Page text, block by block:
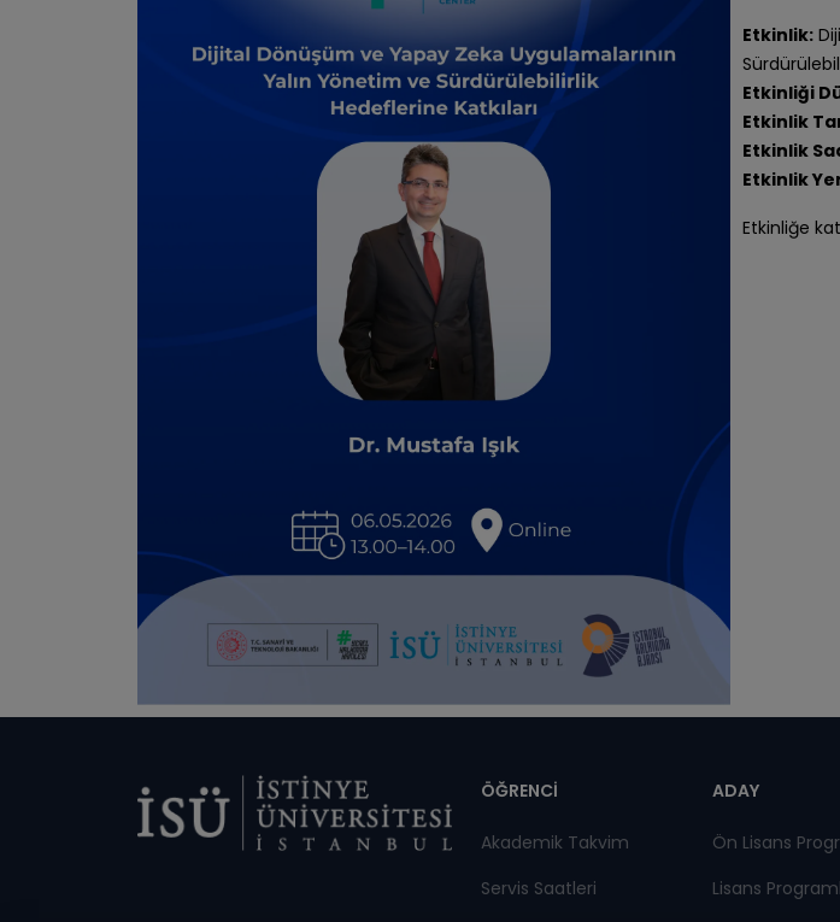
Etkinlik:
Etkinliği
Etkinlik
Etkinlik
Etkinlik
Etkinliğe
Dipnot
ÖĞRENCİ
Akademik Takvim
Servis Saatleri
ADAY
Ön Lisans
Lisans